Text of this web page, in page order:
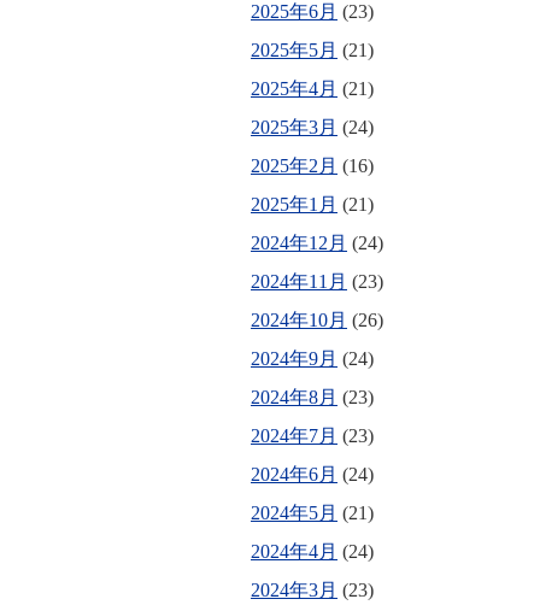
2025年6月 (23)
2025年5月 (21)
2025年4月 (21)
2025年3月 (24)
2025年2月 (16)
2025年1月 (21)
2024年12月 (24)
2024年11月 (23)
2024年10月 (26)
2024年9月 (24)
2024年8月 (23)
2024年7月 (23)
2024年6月 (24)
2024年5月 (21)
2024年4月 (24)
2024年3月 (23)